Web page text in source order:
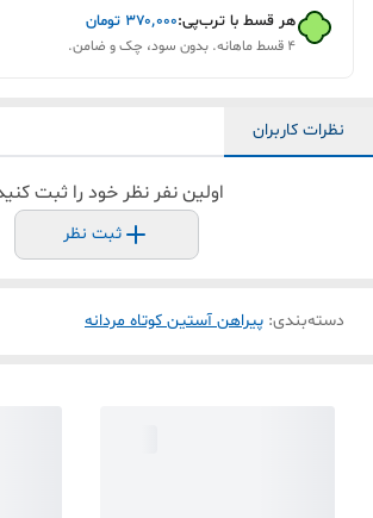
هر قسط با ترب‌پی:۳۷۰٬۰۰۰ تومان
۴ قسط ماهانه. بدون سود، چک و ضامن.
نظرات کاربران
اولین نفر نظر خود را ثبت
ثبت نظر
دسته‌بندی: پیراهن آستین کوتاه مردانه